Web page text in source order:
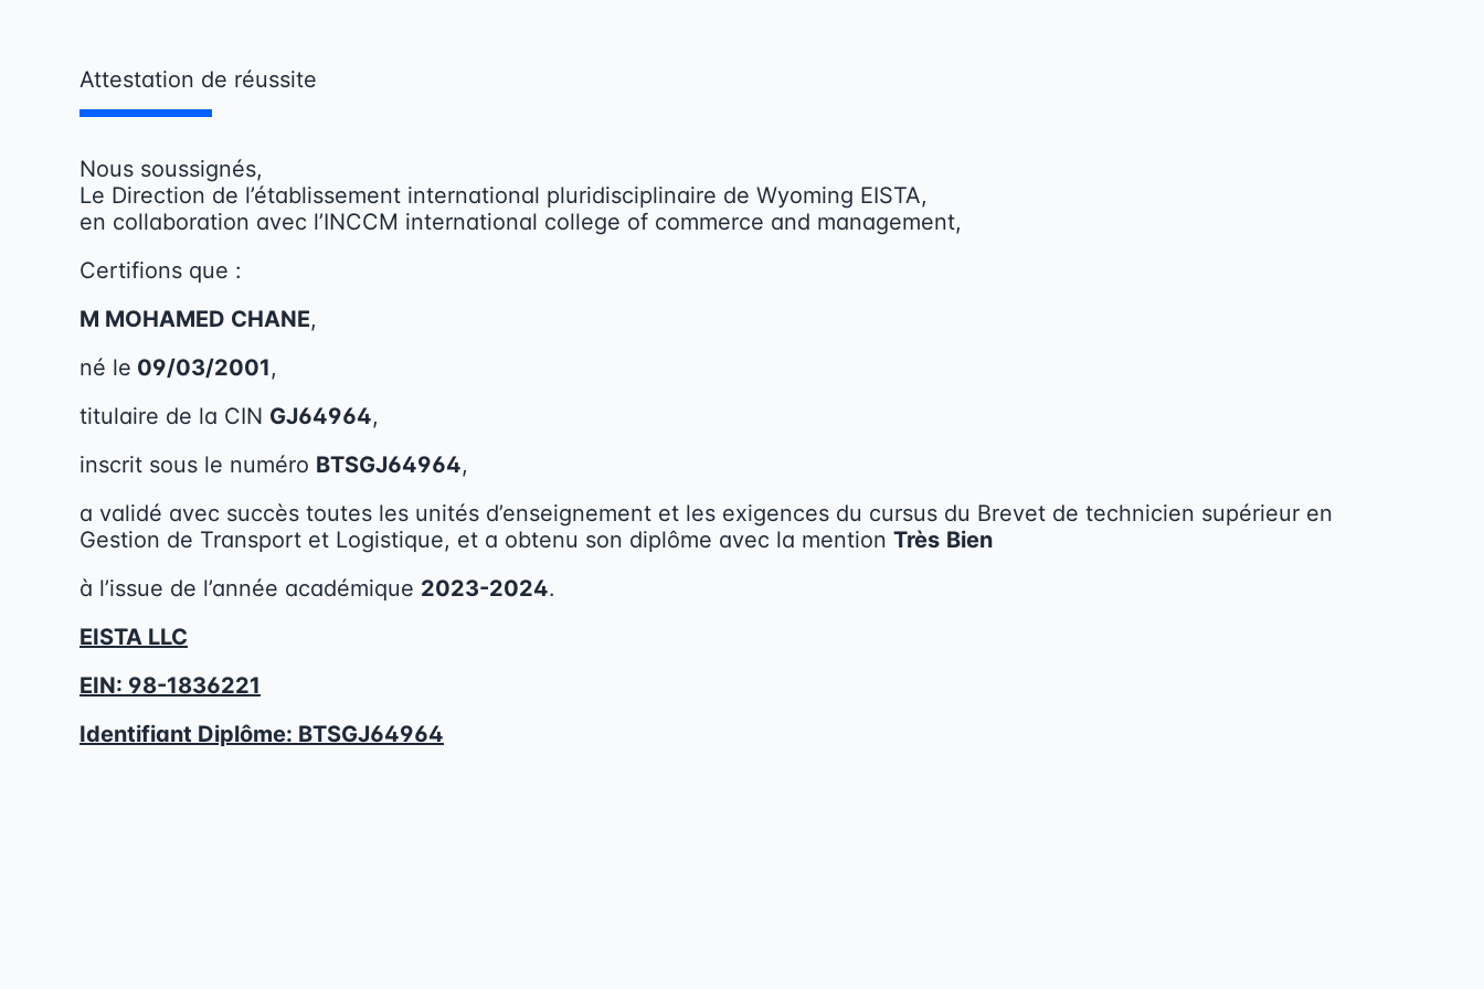
Attestation de réussite
Nous soussignés,
Le Direction de l’établissement international pluridisciplinaire de Wyoming EISTA,
en collaboration avec l’INCCM international college of commerce and management,
Certifions que :
M MOHAMED CHANE,
né le 09/03/2001,
titulaire de la CIN GJ64964,
inscrit sous le numéro BTSGJ64964,
a validé avec succès toutes les unités d’enseignement et les exigences du cursus du Brevet de technicien supérieur en
Gestion de Transport et Logistique, et a obtenu son diplôme avec la mention Très Bien
à l’issue de l’année académique 2023-2024.
EISTA LLC
EIN: 98-1836221
Identifiant Diplôme: BTSGJ64964